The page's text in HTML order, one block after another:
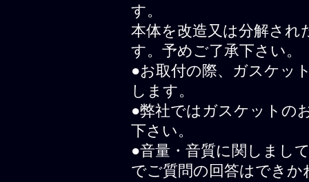
す。
本体を改造又は分解され
す。予めご了承下さい。
●お取付の際、ガスケッ
します。
●弊社ではガスケットの
下さい。
●音量・音質に関しまし
でご質問の回答はでき